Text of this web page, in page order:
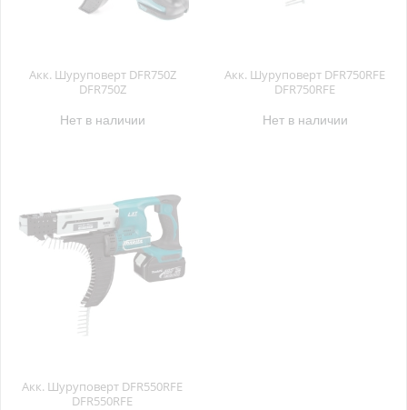
Акк. Шуруповерт DFR750Z
DFR750Z
Нет в наличии
Акк. Шуруповерт DFR750RFE
DFR750RFE
Нет в наличии
Акк. Шуруповерт DFR550RFE
DFR550RFE